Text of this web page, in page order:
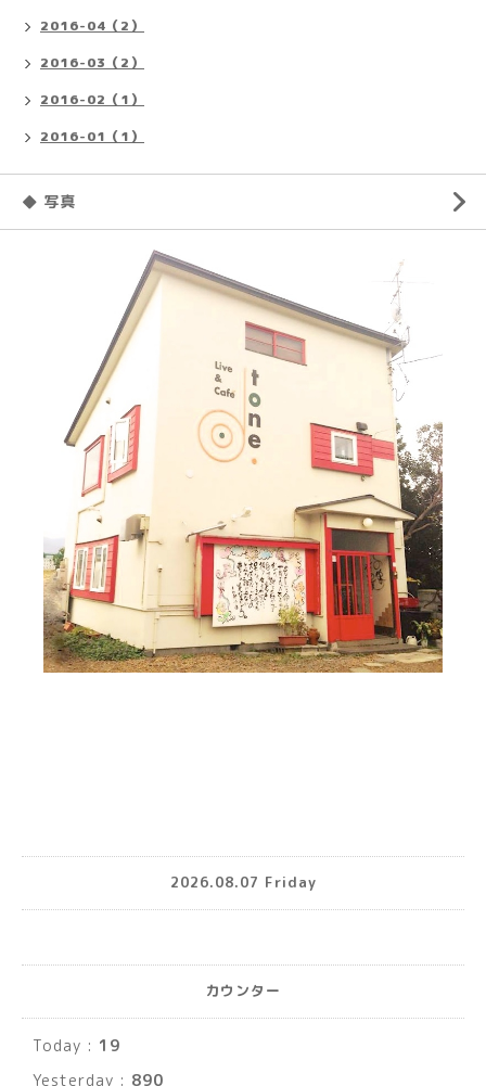
2016-04（2）
2016-03（2）
2016-02（1）
2016-01（1）
◆ 写真
2026.08.07 Friday
カウンター
Today : 19
Yesterday : 890